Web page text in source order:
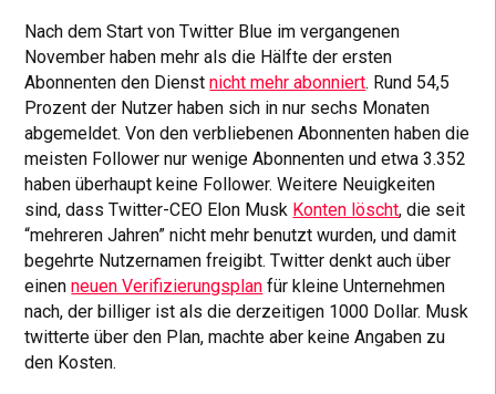
Nach dem Start von Twitter Blue im vergangenen
November haben mehr als die Hälfte der ersten
Abonnenten den Dienstnicht mehr abonniert. Rund 54,5
Prozent der Nutzer haben sich in nur sechs Monaten
abgemeldet. Von den verbliebenen Abonnenten haben die
meisten Follower nur wenige Abonnenten und etwa 3.352
haben überhaupt keine Follower. Weitere Neuigkeiten
sind, dass Twitter-CEO Elon Musk Konten löscht, die seit
“mehreren Jahren” nicht mehr benutzt wurden, und damit
begehrte Nutzernamen freigibt. Twitter denkt auch über
einenneuen Verifizierungsplan für kleine Unternehmen
nach, der billiger ist als die derzeitigen 1000 Dollar. Musk
twitterte über den Plan, machte aber keine Angaben zu
den Kosten.